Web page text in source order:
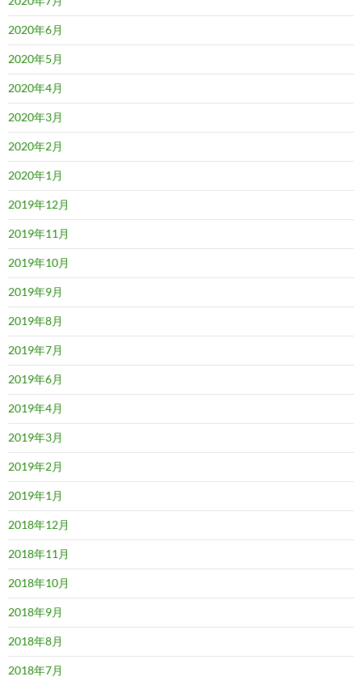
2020年6月
2020年5月
2020年4月
2020年3月
2020年2月
2020年1月
2019年12月
2019年11月
2019年10月
2019年9月
2019年8月
2019年7月
2019年6月
2019年4月
2019年3月
2019年2月
2019年1月
2018年12月
2018年11月
2018年10月
2018年9月
2018年8月
2018年7月